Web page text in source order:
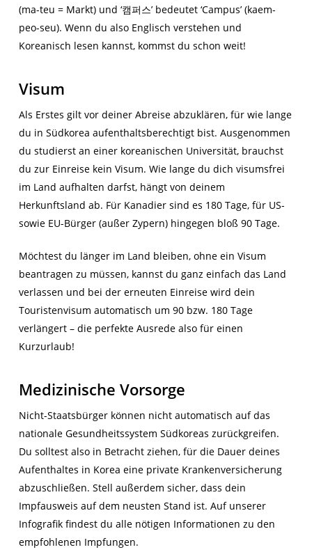
(ma-teu = Markt) und ‘캠퍼스’ bedeutet ‘Campus’ (kaem-
peo-seu). Wenn du also Englisch verstehen und
Koreanisch lesen kannst, kommst du schon weit!
Visum
Als Erstes gilt vor deiner Abreise abzuklären, für wie lange
du in Südkorea aufenthaltsberechtigt bist. Ausgenommen
du studierst an einer koreanischen Universität, brauchst
du zur Einreise kein Visum. Wie lange du dich visumsfrei
im Land aufhalten darfst, hängt von deinem
Herkunftsland ab. Für Kanadier sind es 180 Tage, für US-
sowie EU-Bürger (außer Zypern) hingegen bloß 90 Tage.
Möchtest du länger im Land bleiben, ohne ein Visum
beantragen zu müssen, kannst du ganz einfach das Land
verlassen und bei der erneuten Einreise wird dein
Touristenvisum automatisch um 90 bzw. 180 Tage
verlängert – die perfekte Ausrede also für einen
Kurzurlaub!
Medizinische Vorsorge
Nicht-Staatsbürger können nicht automatisch auf das
nationale Gesundheitssystem Südkoreas zurückgreifen.
Du solltest also in Betracht ziehen, für die Dauer deines
Aufenthaltes in Korea eine private Krankenversicherung
abzuschließen. Stell außerdem sicher, dass dein
Impfausweis auf dem neusten Stand ist. Auf unserer
Infografik findest du alle nötigen Informationen zu den
empfohlenen Impfungen.